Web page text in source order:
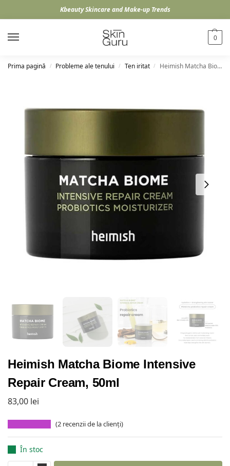
Kbeauty Skincare and Make-up Trends
0
Prima pagină / Probleme ale tenului / Ten iritat / Heimish Matcha Biome Intensive Repair Cream, 50ml
Heimish Matcha Biome Intensive
Repair Cream, 50ml
83,00 lei
(2 recenzii de la clienți)
În stoc